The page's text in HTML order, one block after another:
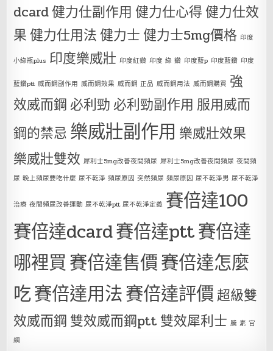
dcard健力仕副作用 健力仕心得健力仕效
果健力仕用法健力士健力士5mg價格 印度
小綠瓶plus 印度樂威壯 印度紅鑽 印度 綠 鑽 印度藍p 印度藍鑽 印度
藍鑽ptt 威而鋼副作用 威而鋼效果 威而鋼 正品 威而鋼用法 威而鋼購買 強
效威而鋼 必利勁 必利勁副作用 服用威而
鋼的禁忌 樂威壯副作用 樂威壯效果
樂威壯雙效 犀利士5mg改善夜間頻尿 犀利士5mg改善夜間頻尿 夜間頻
尿 晚上頻尿要吃什麼 尿不乾淨 頻尿原因 突然頻尿 頻尿原因 尿不乾淨男 尿不乾淨
治療 夜間頻尿改善運動 尿不乾淨ptt 尿不乾淨定義 賽倍達100
賽倍達dcard賽倍達ptt賽倍達
哪裡買賽倍達售價賽倍達怎麼
吃賽倍達用法賽倍達評價超級雙
效威而鋼 雙效威而鋼ptt 雙效犀利士 騰 素 官
網